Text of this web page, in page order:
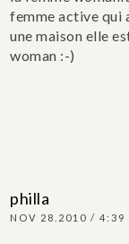
femme active qui
une maison elle
woman :-)
philla
NOV 28.2010 / 4:39